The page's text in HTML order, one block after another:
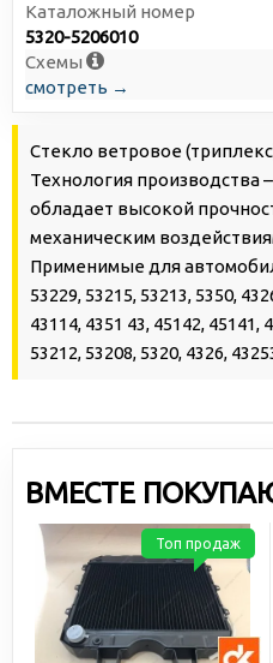
Каталожный номер
5320-5206010
Схемы
смотреть →
Стекло ветровое
Технология производства
обладает высокой
механическим
Применимые для
53229, 53215, 53213, 5350,
43114, 4351 43, 45142, 45141,
53212, 53208, 5320, 4326,
ВМЕСТЕ
Топ продаж